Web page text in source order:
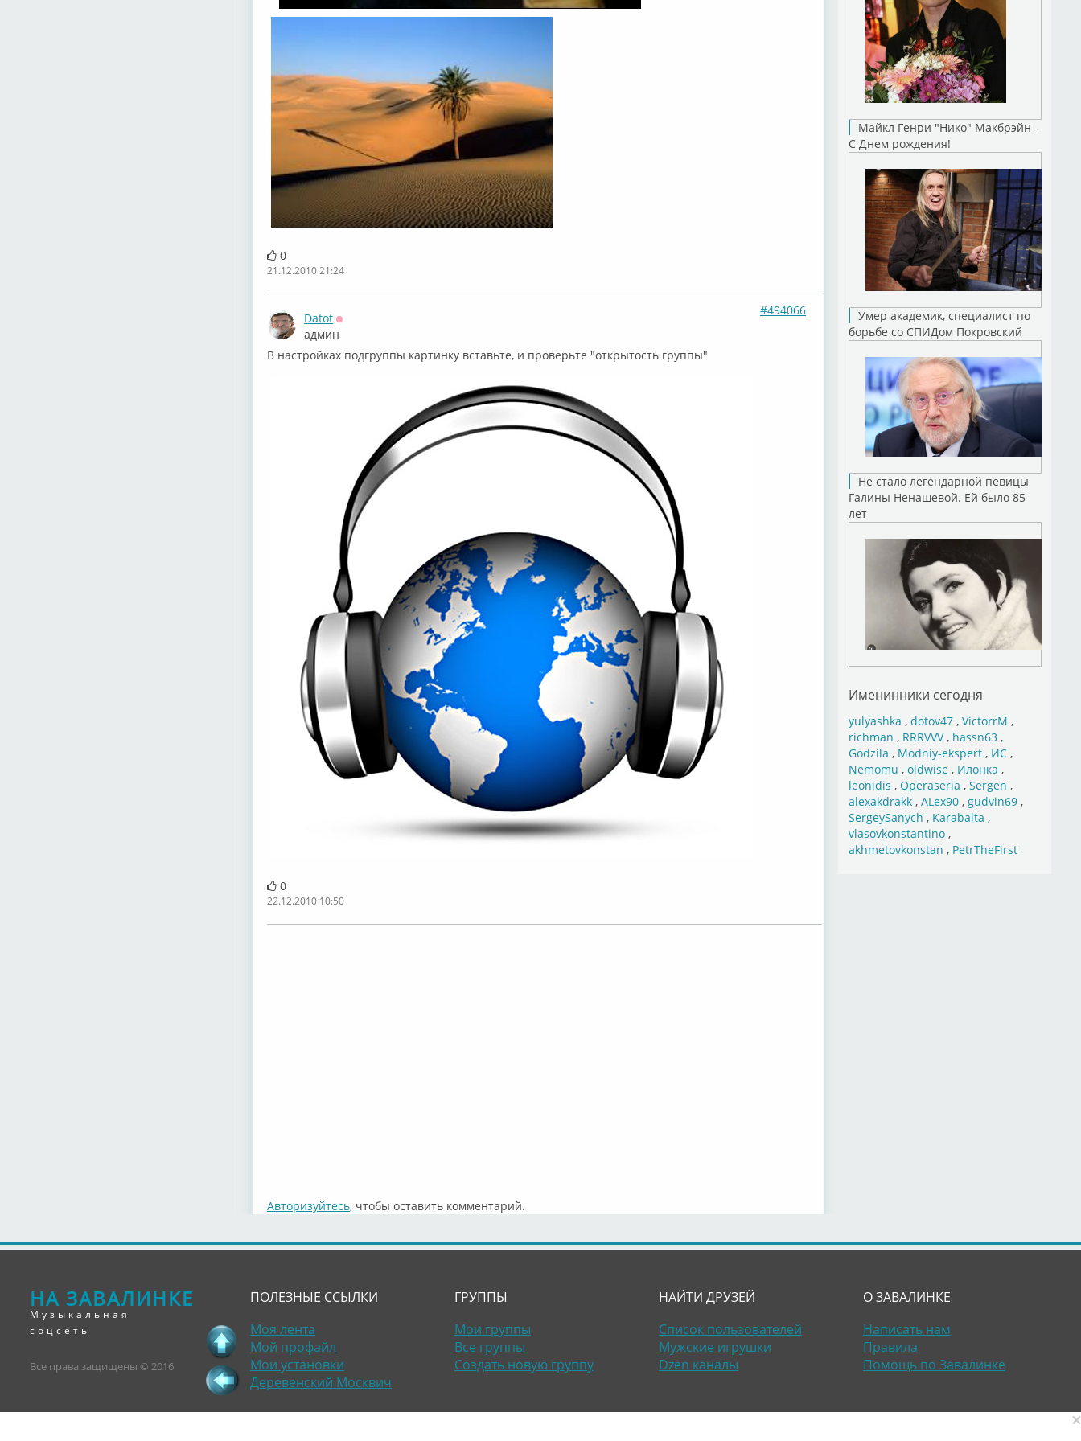
0
21.12.2010 21:24
Datot
Оффлайн
админ
#494066
В настройках подгруппы картинку вставьте, и проверьте "открытость группы"
0
22.12.2010 10:50
Авторизуйтесь, чтобы оставить комментарий.
Майкл Генри "Нико" Макбрэйн -
С Днем рождения!
Умер академик, специалист по
борьбе со СПИДом Покровский
Не стало легендарной певицы
Галины Ненашевой. Ей было 85
лет
Именинники сегодня
yulyashka , dotov47, VictorrM ,
richman , RRRVVV, hassn63,
Godzila , Modniy-ekspert, ИС,
Nemomu , oldwise, Илонка ,
leonidis , Operaseria , Sergen ,
alexakdrakk, ALex90, gudvin69,
SergeySanych , Karabalta ,
vlasovkonstantino,
akhmetovkonstan , PetrTheFirst
НА ЗАВАЛИНКЕ
Музыкальная
соцсеть
Все права защищены © 2016
ПОЛЕЗНЫЕ ССЫЛКИ
Моя лента
Мой профайл
Мои установки
Деревенский Москвич
ГРУППЫ
Мои группы
Все группы
Создать новую группу
НАЙТИ ДРУЗЕЙ
Список пользователей
Мужские игрушки
Dzen каналы
О ЗАВАЛИНКЕ
Написать нам
Правила
Помощь по Завалинке
×